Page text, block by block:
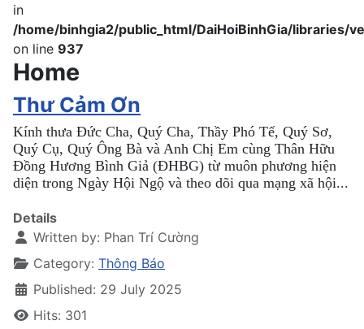
in
/home/binhgia2/public_html/DaiHoiBinhGia/libraries/
on line 937
Home
Thư Cảm Ơn
Kính thưa Đức Cha, Quý Cha, Thầy Phó Tế, Quý Sơ,
Quý Cụ, Quý Ông Bà và Anh Chị Em cùng Thân Hữu
Đồng Hương Bình Giả (ĐHBG) từ muôn phương hiện
diện trong Ngày Hội Ngộ và theo dõi qua mạng xã hội...
Details
Written by: Phan Trí Cường
Category: Thông Báo
Published: 29 July 2025
Hits: 301